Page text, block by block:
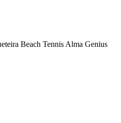
Beach Tennis Alma Genius